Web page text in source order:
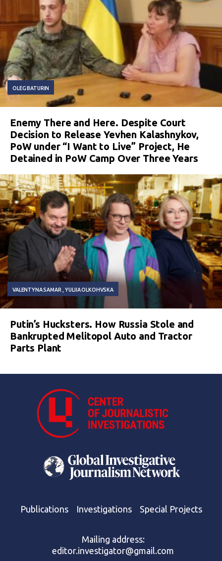
OLEG BATURIN
Enemy There and Here. Despite Court
Decision to Release Yevhen Kalashnykov,
PoW under “I Want to Live” Project, He
Detained in PoW Camp Over Three Years
VALENTYNA SAMAR YULIIA OLKOHVSKA
Putin’s Hucksters. How Russia Stole and
Bankrupted Melitopol Auto and Tractor
Parts Plant
Publications Investigations Special Projects
Mailing address:
editor.investigator@gmail.com